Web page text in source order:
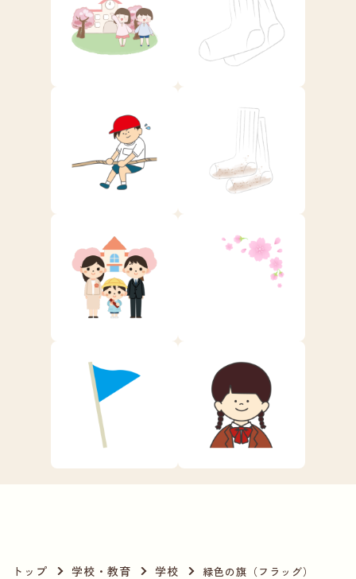
トップ 学校・教育 学校 緑色の旗（フラッグ）